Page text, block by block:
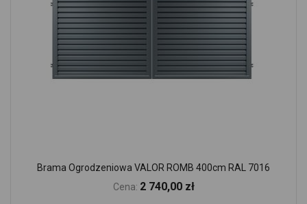
Brama Ogrodzeniowa VALOR ROMB 400cm RAL 7016
Cena: 2 740,00 zł